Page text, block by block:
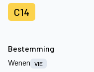
C14
Bestemming
Wenen
VIE